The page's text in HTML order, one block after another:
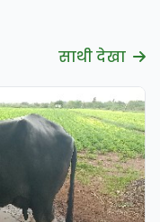
साथी देखा